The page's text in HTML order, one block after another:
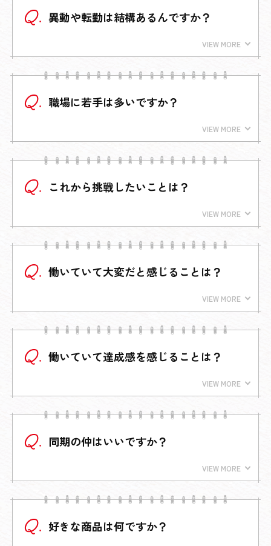
異動や転勤は結構あるんですか？
職場に若手は多いですか？
これから挑戦したいことは？
働いていて大変だと感じることは？
働いていて達成感を感じることは？
同期の仲はいいですか？
好きな商品は何ですか？